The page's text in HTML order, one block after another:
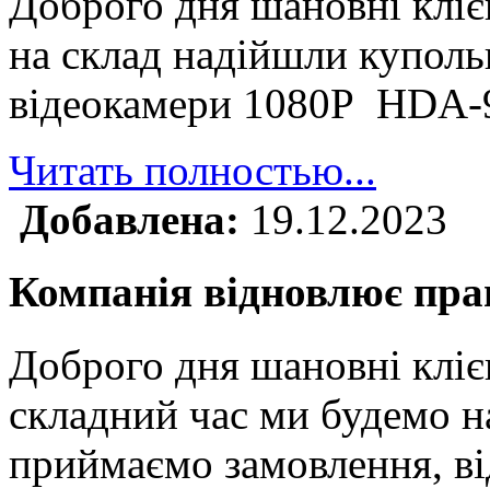
на склад надійшли
відеокамери 1080P
Читать полностью...
Добавлена: 19.12.2023
Компанія відновлює
Доброго дня шановні
складний час ми будемо
приймаємо замовлення,